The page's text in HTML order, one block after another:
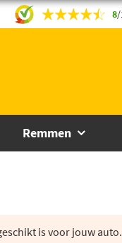
8/
Remmen
is voor jouw auto.